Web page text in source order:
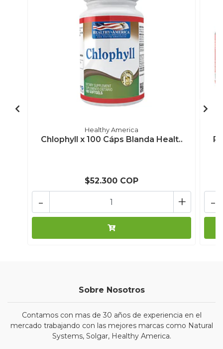
Healthy America
Chlophyll x 100 Cáps Blanda Healt..
$52.300 COP
+
- -
Sobre Nosotros
Contamos con mas de 30 años de experiencia en el
mercado trabajando con las mejores marcas como Natural
Systems, Solgar, Healthy America.